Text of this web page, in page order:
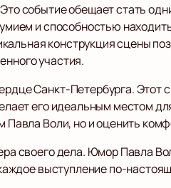
событие обещает стать
и способностью
конструкция сцены
участия.
Санкт-Петербурга. Этот
его идеальным местом
Воли, но и оценить
своего дела. Юмор Павла
выступление по-